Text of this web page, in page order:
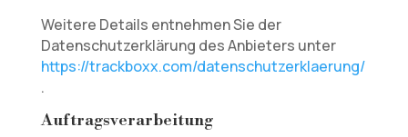
Weitere Details entnehmen Sie der
Datenschutzerklärung des Anbieters unter
https://trackboxx.com/datenschutzerklaerung/
.
Auftragsverarbeitung